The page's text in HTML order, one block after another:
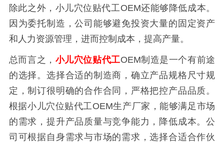
除此之外，小儿穴位贴代工OEM还能够降低成本。
因为委托制造，公司能够避免投资大量的固定资产
和人力资源管理，进而控制成本，提高产量。
总而言之， 小儿穴位贴代工OEM制造是一个有前途
的选择。选择合适的制造商，确立产品规格尺寸规
定，制订很明确的合作合同，严格把控产品品质。
根据小儿穴位贴代工OEM生产厂家，能够满足市场
的需求，提升产品质量与竞争能力，降低成本。公
司可根据自身需求与市场的需求，选择合适合作伙